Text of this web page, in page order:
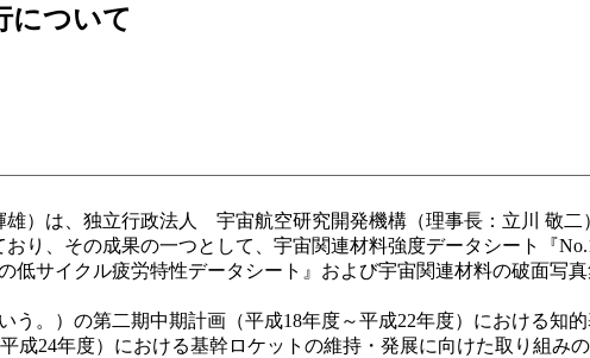
について
は、独立行政法人 宇宙航空研究開発機構（理事長：立川 敬二
り、その成果の一つとして、宇宙関連材料強度データシート『
低サイクル疲労特性データシート』および宇宙関連材料の破面写
。）の第二期中期計画（平成18年度～平成22年度）における知
成24年度）における基幹ロケットの維持・発展に向けた取り組み